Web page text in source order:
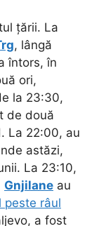
țării. La
, lângă
întors, în
ori,
la 23:30,
de două
La 22:00, au
astăzi,
La 23:10,
Gnjilane au
peste râul
a fost